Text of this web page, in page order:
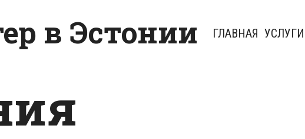
в Эстонии ГЛАВНАЯ УСЛУГИ